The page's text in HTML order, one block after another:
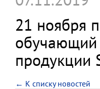
21 ноября
продукции
← К списку новостей